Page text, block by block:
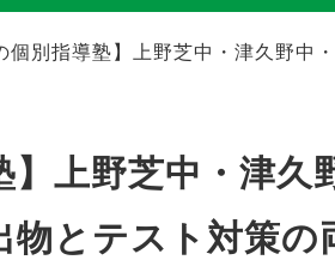
個別指導塾】上野芝中・津久野中
】上野芝中・津久
物とテスト対策の